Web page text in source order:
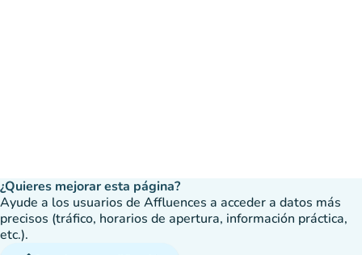
¿Quieres mejorar esta página?
Ayude a los usuarios de Affluences a acceder a datos más
precisos (tráfico, horarios de apertura, información práctica,
etc.).